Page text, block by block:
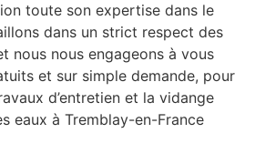
toute son expertise dans le
dans un strict respect des
nous nous engageons à vous
et sur simple demande, pour
d’entretien et la vidange
eaux à Tremblay-en-France